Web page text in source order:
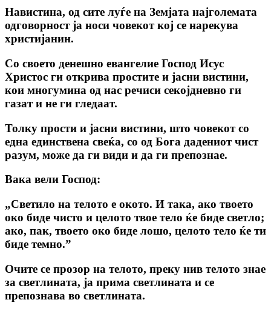
Навистина, од сите луѓе на Земјата најголемата
одговорност ја носи човекот кој се нарекува
христијанин.
Co своето денешно евангелие Господ Исус
Христос ги открива простите и јасни вистини,
кои многумина од нас речиси секојдневно ги
газат и не ги гледаат.
Толку прости и јасни вистини, што човекот co
една единствена свеќа, co од Бога дадениот чист
разум, може да ги види и да ги препознае.
Вака вели Господ:
„Светило на телото е окото. И така, ако твоето
око биде чисто и целото твое тело ќе биде светло;
ако, пак, твоето око биде лошо, целото тело ќе ти
биде темно.”
Очите се прозор на телото, преку нив телото знае
за светлината, ja прима светлината и се
препознава во светлината.